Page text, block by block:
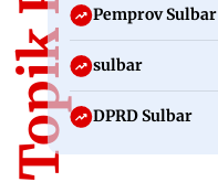
Pemprov Sulbar
sulbar
DPRD Sulbar